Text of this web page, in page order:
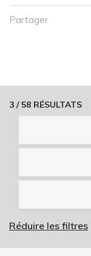
Partager
3 / 58 RÉSULTATS
Réduire les filtres